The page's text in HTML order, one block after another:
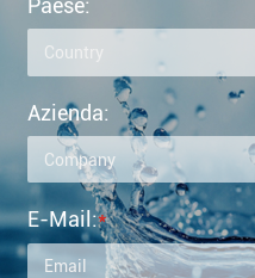
Paese:
Azienda:
E-Mail:*